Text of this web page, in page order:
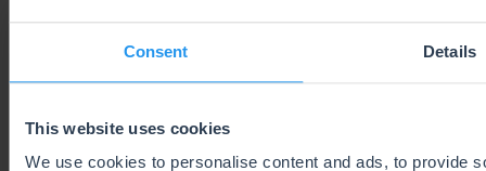
Consent Details
This website uses cookies
We use cookies to personalise content and ads, to provide